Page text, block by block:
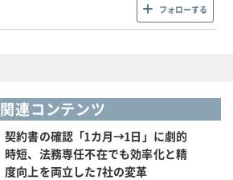
フォローする
関連コンテンツ
契約書の確認「1カ月→1日」に劇的
時短、法務専任不在でも効率化と精
度向上を両立した7社の変革